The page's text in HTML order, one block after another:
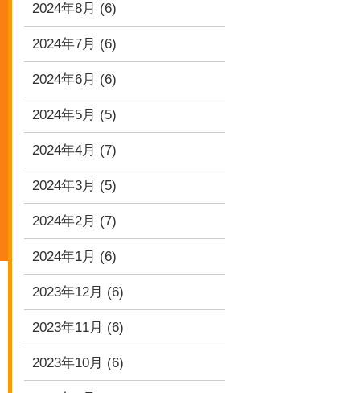
2024年8月 (6)
2024年7月 (6)
2024年6月 (6)
2024年5月 (5)
2024年4月 (7)
2024年3月 (5)
2024年2月 (7)
2024年1月 (6)
2023年12月 (6)
2023年11月 (6)
2023年10月 (6)